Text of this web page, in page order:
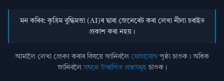
মন কৰিব: কৃত্ৰিম বুদ্ধিমত্তা (AI)ৰ দ্বাৰা জেনেৰেট কৰা লেখা নীলা চৰাইত
প্ৰকাশ কৰা নহয়।
আমালৈ লেখা প্ৰেৰণ কৰাৰ বিষয়ে জানিবলৈ যোগাযোগ পৃষ্ঠা চাওক। অধিক
জানিবলৈসঘনে উত্থাপিত প্ৰশ্নসমূহচাওক।